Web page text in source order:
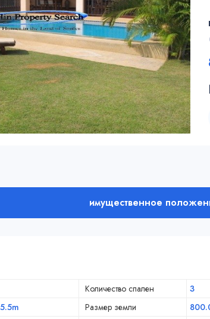
имущественное
Количество спален
3
Размер земли